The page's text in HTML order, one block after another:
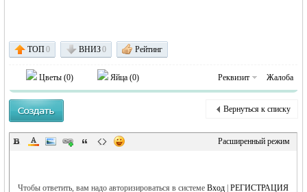
объявления в
Германии -
ТОП0 ВНИЗ0 Рейтинг
Цветы (0) Яйца (0) Реквизит Жалоба
Вернуться к списку
Расширенный режим
Чтобы ответить, вам надо авторизироваться в системеВход |РЕГИСТРАЦИЯ